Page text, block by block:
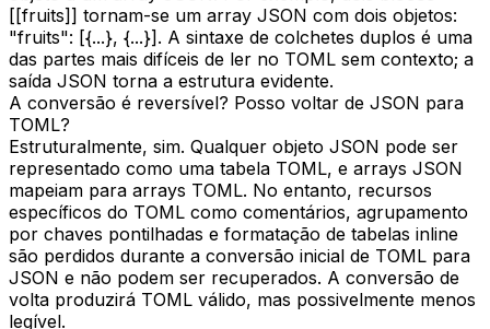
[[fruits]] tornam-se um array JSON com dois objetos:
"fruits": [{...}, {...}]. A sintaxe de colchetes duplos é uma
das partes mais difíceis de ler no TOML sem contexto; a
saída JSON torna a estrutura evidente.
A conversão é reversível? Posso voltar de JSON para
TOML?
Estruturalmente, sim. Qualquer objeto JSON pode ser
representado como uma tabela TOML, e arrays JSON
mapeiam para arrays TOML. No entanto, recursos
específicos do TOML como comentários, agrupamento
por chaves pontilhadas e formatação de tabelas inline
são perdidos durante a conversão inicial de TOML para
JSON e não podem ser recuperados. A conversão de
volta produzirá TOML válido, mas possivelmente menos
legível.